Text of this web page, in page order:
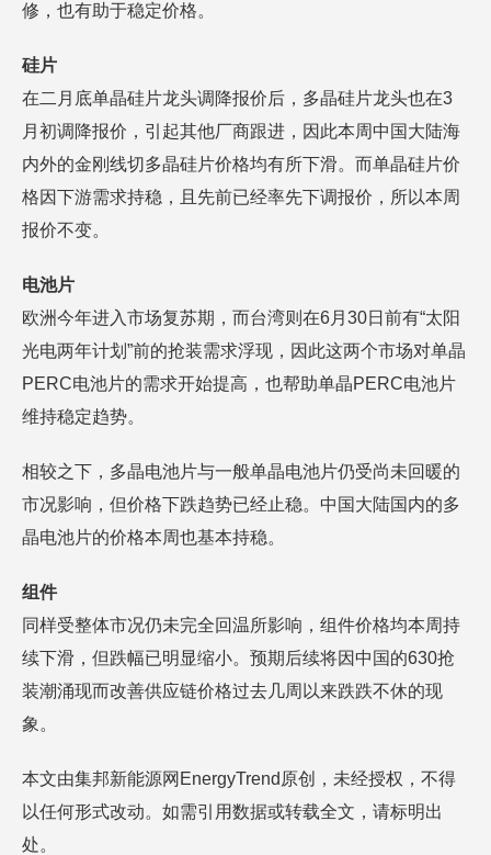
修，也有助于稳定价格。
硅片
在二月底单晶硅片龙头调降报价后，多晶硅片龙头也在3
月初调降报价，引起其他厂商跟进，因此本周中国大陆海
内外的金刚线切多晶硅片价格均有所下滑。而单晶硅片价
格因下游需求持稳，且先前已经率先下调报价，所以本周
报价不变。
电池片
欧洲今年进入市场复苏期，而台湾则在6月30日前有“太阳
光电两年计划”前的抢装需求浮现，因此这两个市场对单晶
PERC电池片的需求开始提高，也帮助单晶PERC电池片
维持稳定趋势。
相较之下，多晶电池片与一般单晶电池片仍受尚未回暖的
市况影响，但价格下跌趋势已经止稳。中国大陆国内的多
晶电池片的价格本周也基本持稳。
组件
同样受整体市况仍未完全回温所影响，组件价格均本周持
续下滑，但跌幅已明显缩小。预期后续将因中国的630抢
装潮涌现而改善供应链价格过去几周以来跌跌不休的现
象。
本文由集邦新能源网EnergyTrend原创，未经授权，不得
以任何形式改动。如需引用数据或转载全文，请标明出
处。